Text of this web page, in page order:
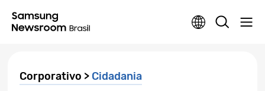
Corporativo > Cidadania